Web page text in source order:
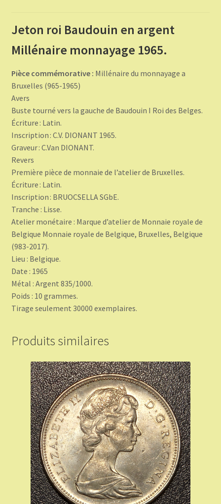
Jeton roi Baudouin en argent
Millénaire monnayage 1965.
Pièce commémorative : Millénaire du monnayage a
Bruxelles (965-1965)
Avers
Buste tourné vers la gauche de Baudouin I Roi des Belges.
Écriture : Latin.
Inscription : C.V. DIONANT 1965.
Graveur : C.Van DIONANT.
Revers
Première pièce de monnaie de l’atelier de Bruxelles.
Écriture : Latin.
Inscription : BRUOCSELLA SGbE.
Tranche : Lisse.
Atelier monétaire : Marque d’atelier de Monnaie royale de
Belgique Monnaie royale de Belgique, Bruxelles, Belgique
(983-2017).
Lieu : Belgique.
Date : 1965
Métal : Argent 835/1000.
Poids : 10 grammes.
Tirage seulement 30000 exemplaires.
Produits similaires